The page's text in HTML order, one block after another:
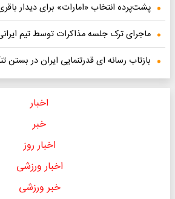
پشت‌پرده انتخاب «امارات» برای دیدار
ماجرای ترک جلسه مذاکرات توسط تیم
بازتاب رسانه ای قدرتنمایی ایران در بستن
اخبار
خبر
اخبار روز
اخبار ورزشی
خبر ورزشی